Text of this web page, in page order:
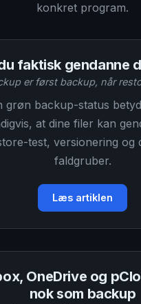
konkret program.
faktisk gendanne
er først backup, når
grøn backup-status
at dine filer kan
test, versionering og
faldgruber.
Læs artiklen
OneDrive og
nok som backup